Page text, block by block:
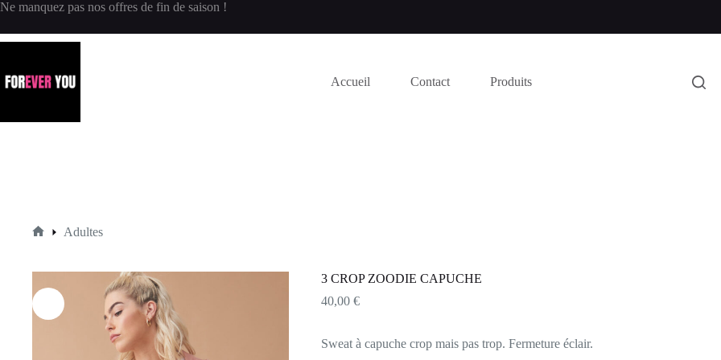
Ne manquez pas nos offres de fin de saison !
Accueil Contact Produits
Adultes
3 CROP ZOODIE CAPUCHE
40,00 €
Sweat à capuche crop mais pas trop. Fermeture éclair.